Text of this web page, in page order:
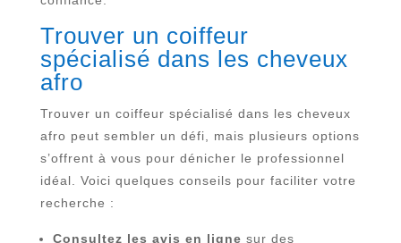
Trouver un coiffeur
spécialisé dans les cheveux
afro
Trouver un coiffeur spécialisé dans les cheveux
afro peut sembler un défi, mais plusieurs options
s’offrent à vous pour dénicher le professionnel
idéal. Voici quelques conseils pour faciliter votre
recherche :
Consultez les avis en ligne sur des